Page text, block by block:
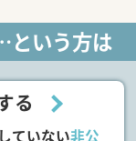
という方は
る
ていない非公